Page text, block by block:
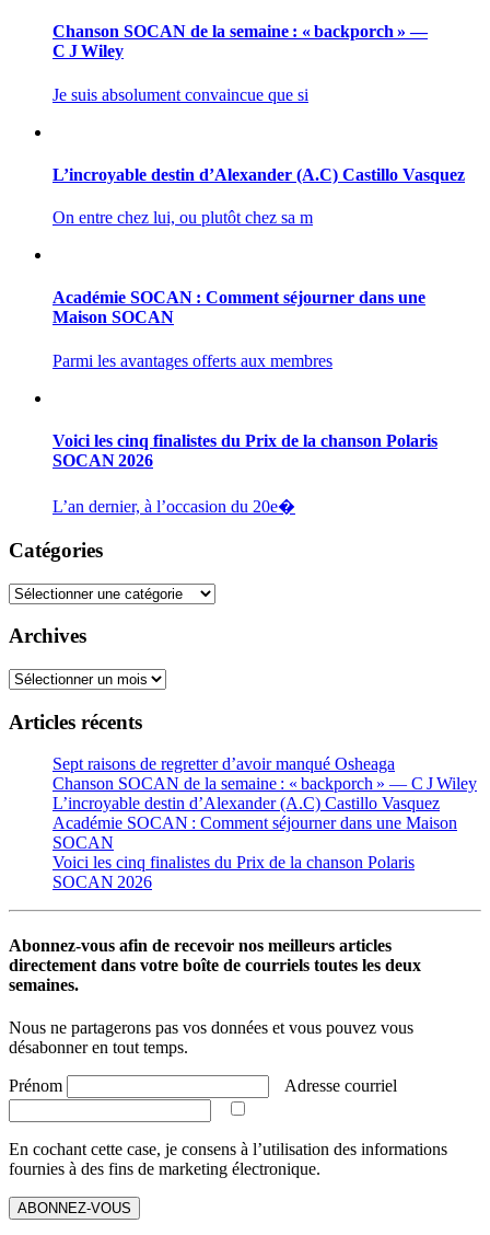
Chanson SOCAN de la semaine : « backporch » —
C J Wiley
Je suis absolument convaincue que si
L’incroyable destin d’Alexander (A.C) Castillo Vasquez
On entre chez lui, ou plutôt chez sa m
Académie SOCAN : Comment séjourner dans une
Maison SOCAN
Parmi les avantages offerts aux membres
Voici les cinq finalistes du Prix de la chanson Polaris
SOCAN 2026
L’an dernier, à l’occasion du 20e�
Catégories
Catégories
Archives
Archives
Articles récents
Sept raisons de regretter d’avoir manqué Osheaga
Chanson SOCAN de la semaine : « backporch » — C J Wiley
L’incroyable destin d’Alexander (A.C) Castillo Vasquez
Académie SOCAN : Comment séjourner dans une Maison
SOCAN
Voici les cinq finalistes du Prix de la chanson Polaris
SOCAN 2026
Abonnez-vous afin de recevoir nos meilleurs articles
directement dans votre boîte de courriels toutes les deux
semaines.
Nous ne partagerons pas vos données et vous pouvez vous
désabonner en tout temps.
Prénom Adresse courriel
En cochant cette case, je consens à l’utilisation des informations
fournies à des fins de marketing électronique.
ABONNEZ-VOUS